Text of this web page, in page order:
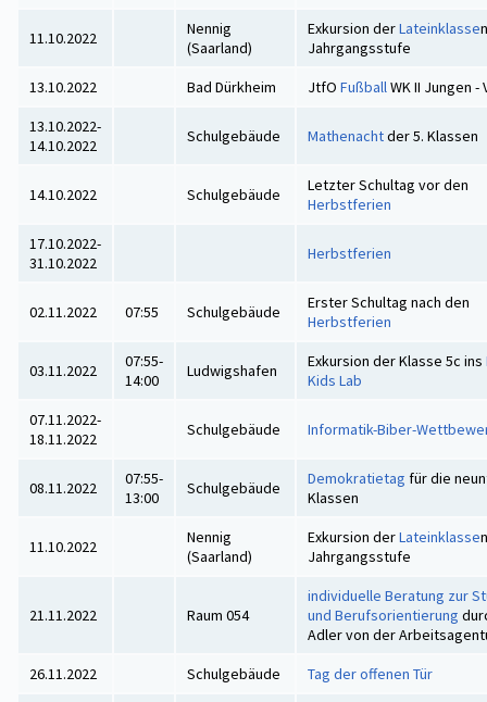
11.10.2022
Nennig
(Saarland)
Exkursion derLateinklasse
Jahrgangsstufe
13.10.2022
Bad Dürkheim JtfO FußballWK II Jungen -
13.10.2022-
14.10.2022
Schulgebäude Mathenachtder 5. Klassen
14.10.2022 Schulgebäude
Letzter Schultag vor den
Herbstferien
17.10.2022-
31.10.2022
Herbstferien
02.11.2022 07:55 Schulgebäude
Erster Schultag nach den
Herbstferien
03.11.2022
07:55-
14:00
Ludwigshafen Exkursion der Klasse 5c ins
Kids Lab
07.11.2022-
18.11.2022
Schulgebäude Informatik-Biber-
08.11.2022
07:55-
13:00
Schulgebäude Demokratietag für die
Klassen
11.10.2022
Nennig
(Saarland)
Exkursion derLateinklasse
Jahrgangsstufe
21.11.2022 Raum 054
individuelle Beratung zur
und Berufsorientierung
Adler von der
26.11.2022
Schulgebäude
Tag der offenen Tür